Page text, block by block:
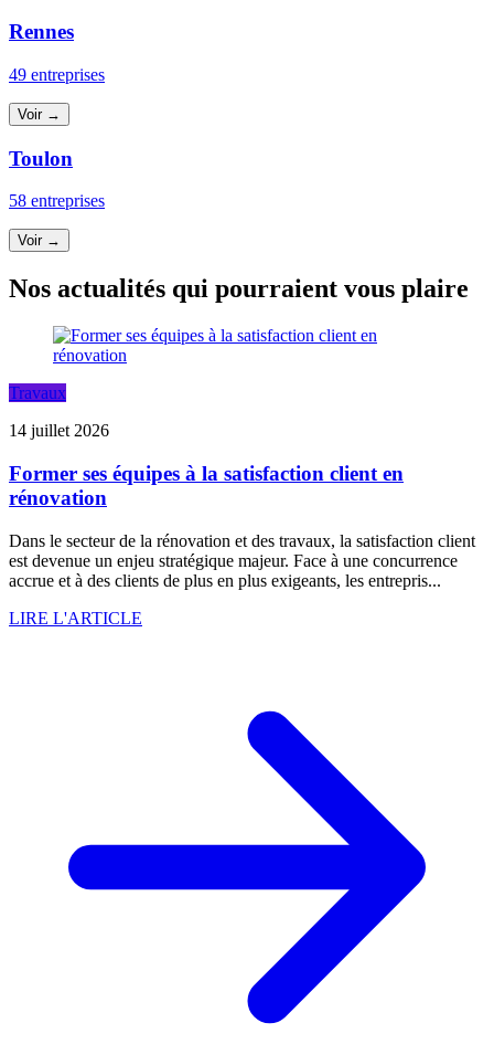
Rennes
49 entreprises
Voir →
Toulon
58 entreprises
Voir →
Nos actualités qui pourraient vous plaire
Travaux
14 juillet 2026
Former ses équipes à la satisfaction client en
rénovation
Dans le secteur de la rénovation et des travaux, la satisfaction client
est devenue un enjeu stratégique majeur. Face à une concurrence
accrue et à des clients de plus en plus exigeants, les entrepris...
LIRE L'ARTICLE